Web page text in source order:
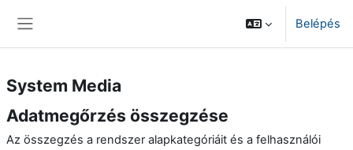
Belépés
System Media
Adatmegőrzés összegzése
Az összegzés a rendszer alapkategóriáit és a felhasználói